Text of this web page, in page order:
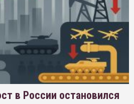
в России остановился